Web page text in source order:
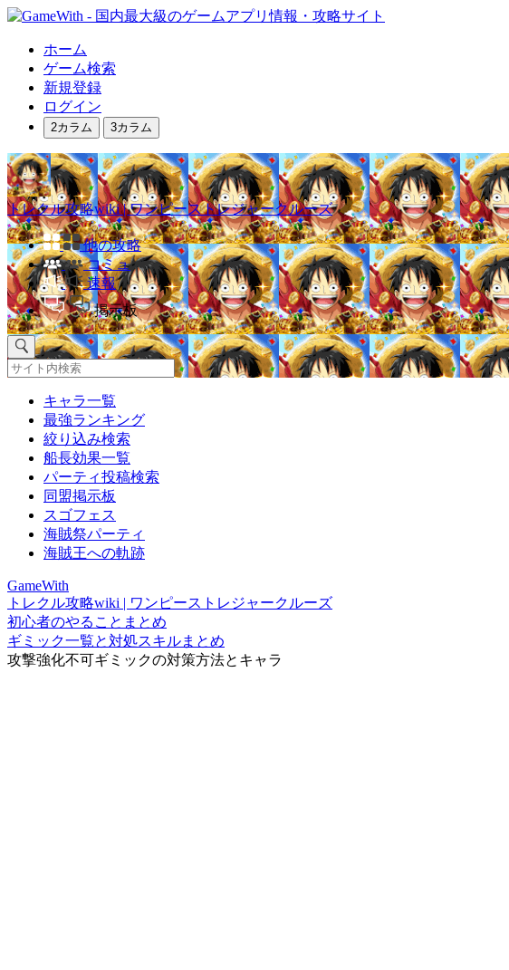
ホーム
ゲーム検索
新規登録
ログイン
2カラム 3カラム
トレクル攻略wiki | ワンピーストレジャークルーズ
他の攻略
コミュ
速報
掲示板
キャラ一覧
最強ランキング
絞り込み検索
船長効果一覧
パーティ投稿検索
同盟掲示板
スゴフェス
海賊祭パーティ
海賊王への軌跡
GameWith
トレクル攻略wiki | ワンピーストレジャークルーズ
初心者のやることまとめ
ギミック一覧と対処スキルまとめ
攻撃強化不可ギミックの対策方法とキャラ